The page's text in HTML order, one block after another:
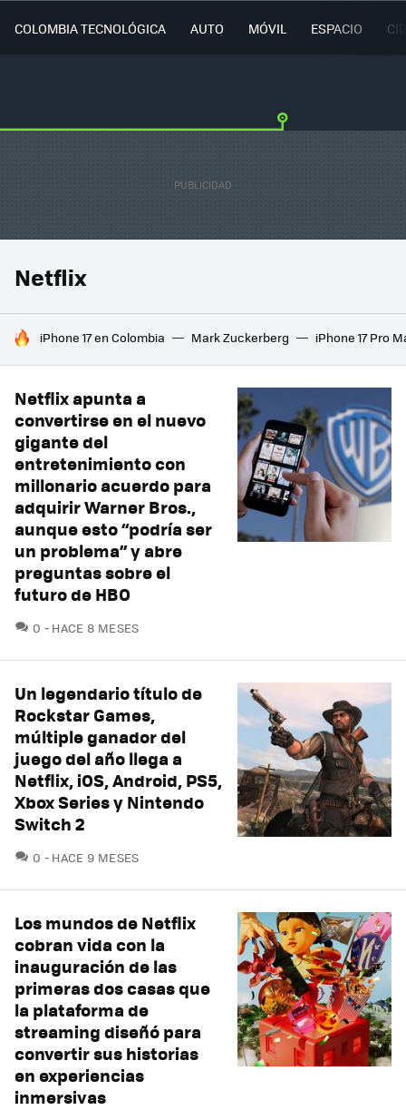
COLOMBIA TECNOLÓGICA AUTO MÓVIL ESPACIO
Netflix
HOY SE HABLA DE
iPhone 17 en Colombia Mark Zuckerberg iPhone 17 Pro
Netflix apunta a
convertirse en el nuevo
gigante del
entretenimiento con
millonario acuerdo para
adquirir Warner Bros.,
aunque esto “podría ser
un problema” y abre
preguntas sobre el
futuro de HBO
0 COMENTARIOS
HACE 8 MESES
Un legendario título de
Rockstar Games,
múltiple ganador del
juego del año llega a
Netflix, iOS, Android, PS5,
Xbox Series y Nintendo
Switch 2
0 COMENTARIOS
HACE 9 MESES
Los mundos de Netflix
cobran vida con la
inauguración de las
primeras dos casas que
la plataforma de
streaming diseñó para
convertir sus historias
en experiencias
inmersivas